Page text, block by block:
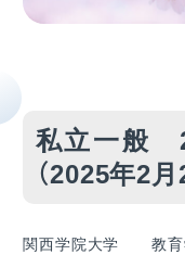
私立一般
（2025年2月
関西学院大学 教育